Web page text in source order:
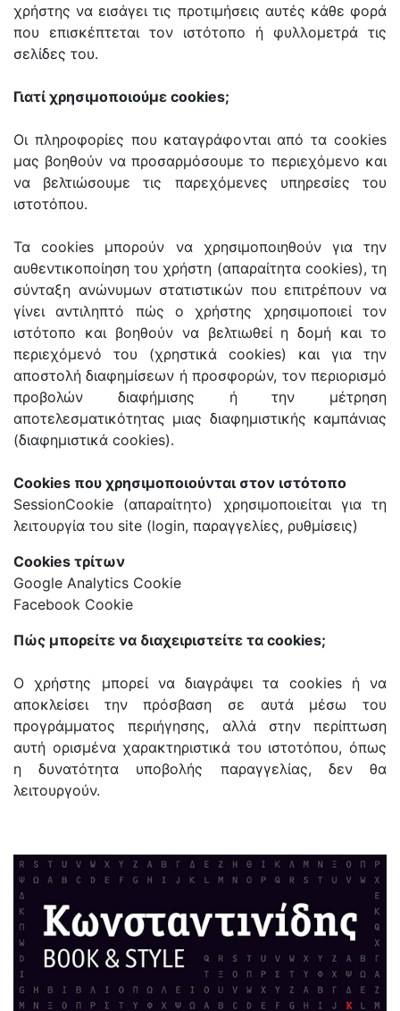
χρήστης να εισάγει τις προτιμήσεις αυτές κάθε φορά
που επισκέπτεται τον ιστότοπο ή φυλλομετρά τις
σελίδες του.
Γιατί χρησιμοποιούμε cookies;
Οι πληροφορίες που καταγράφονται από τα cookies
μας βοηθούν να προσαρμόσουμε το περιεχόμενο και
να βελτιώσουμε τις παρεχόμενες υπηρεσίες του
ιστοτόπου.
Τα cookies μπορούν να χρησιμοποιηθούν για την
αυθεντικοποίηση του χρήστη (απαραίτητα cookies), τη
σύνταξη ανώνυμων στατιστικών που επιτρέπουν να
γίνει αντιληπτό πώς ο χρήστης χρησιμοποιεί τον
ιστότοπο και βοηθούν να βελτιωθεί η δομή και το
περιεχόμενό του (χρηστικά cookies) και για την
αποστολή διαφημίσεων ή προσφορών, τον περιορισμό
προβολών διαφήμισης ή την μέτρηση
αποτελεσματικότητας μιας διαφημιστικής καμπάνιας
(διαφημιστικά cookies).
Cookies που χρησιμοποιούνται στον ιστότοπο
SessionCookie (απαραίτητο) χρησιμοποιείται για τη
λειτουργία του site (login, παραγγελίες, ρυθμίσεις)
Cookies τρίτων
Google Analytics Cookie
Facebook Cookie
Πώς μπορείτε να διαχειριστείτε τα cookies;
Ο χρήστης μπορεί να διαγράψει τα cookies ή να
αποκλείσει την πρόσβαση σε αυτά μέσω του
προγράμματος περιήγησης, αλλά στην περίπτωση
αυτή ορισμένα χαρακτηριστικά του ιστοτόπου, όπως
η δυνατότητα υποβολής παραγγελίας, δεν θα
λειτουργούν.